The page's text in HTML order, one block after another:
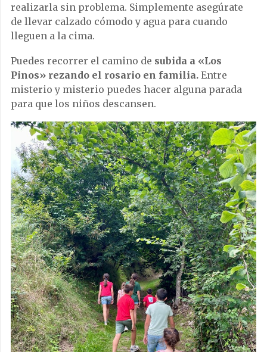
realizarla sin problema. Simplemente asegúrate
de llevar calzado cómodo y agua para cuando
lleguen a la cima.
Puedes recorrer el camino de subida a «Los
Pinos» rezando el rosario en familia. Entre
misterio y misterio puedes hacer alguna parada
para que los niños descansen.